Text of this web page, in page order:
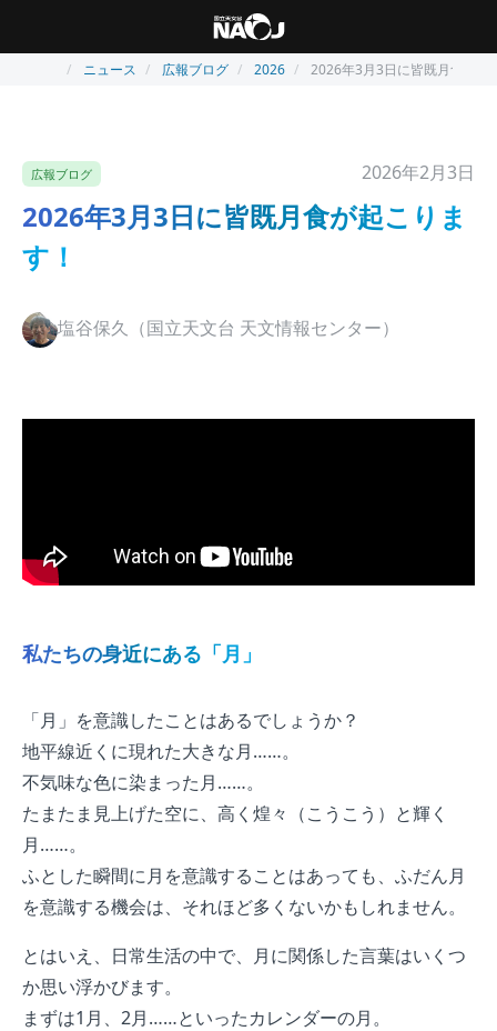
ニュース 広報ブログ 2026 2026年3月3日に皆既月食が起
広報ブログ 2026年2月3日
2026年3月3日に皆既月食が起こりま
す！
塩谷保久（国立天文台 天文情報センター）
私たちの身近にある「月」
「月」を意識したことはあるでしょうか？
地平線近くに現れた大きな月……。
不気味な色に染まった月……。
たまたま見上げた空に、高く煌々（こうこう）と輝く
月……。
ふとした瞬間に月を意識することはあっても、ふだん月
を意識する機会は、それほど多くないかもしれません。
とはいえ、日常生活の中で、月に関係した言葉はいくつ
か思い浮かびます。
まずは1月、2月……といったカレンダーの月。